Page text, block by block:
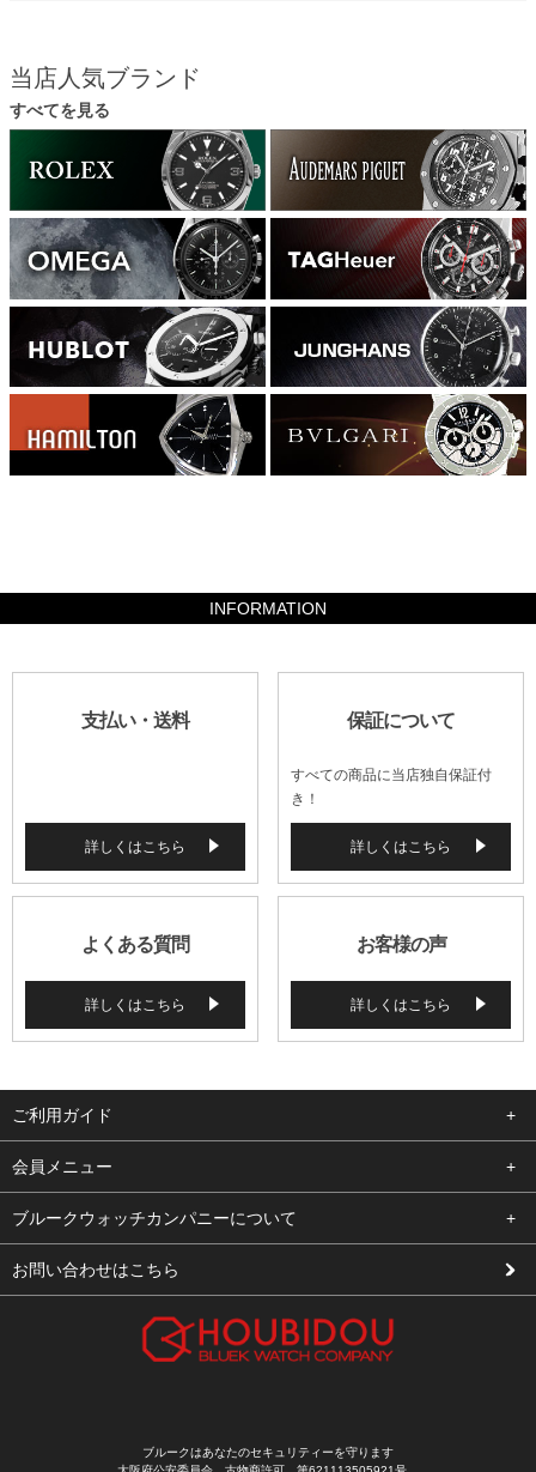
当店人気ブランド
すべてを見る
INFORMATION
支払い・送料
詳しくはこちら
保証について
すべての商品に当店独自保証付
き！
詳しくはこちら
よくある質問
詳しくはこちら
お客様の声
詳しくはこちら
ご利用ガイド
よくある質問
支払い・送料
修理依頼
会員メニュー
ログイン
お気に入り
ブルークウォッチカンパニーについて
会社概要
お問い合わせはこちら
ブルークはあなたのセキュリティーを守ります